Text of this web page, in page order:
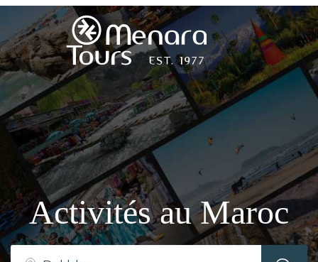
Activités au Maroc
Accueil
Destinations
Voyages